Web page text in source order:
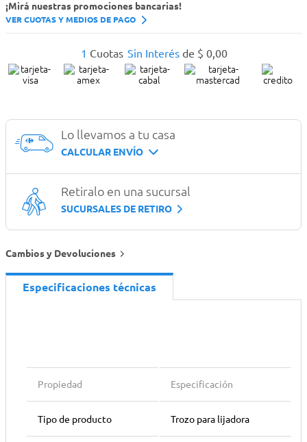
¡Mirá nuestras promociones bancarias!
VER CUOTAS Y MEDIOS DE PAGO
1 Cuotas Sin Interés de $ 0,00
Lo llevamos a tu casa
CALCULAR ENVÍO
Retiralo en una sucursal
SUCURSALES DE RETIRO
Cambios y Devoluciones
Especificaciones técnicas
Propiedad Especificación
Tipo de producto Trozo para lijadora